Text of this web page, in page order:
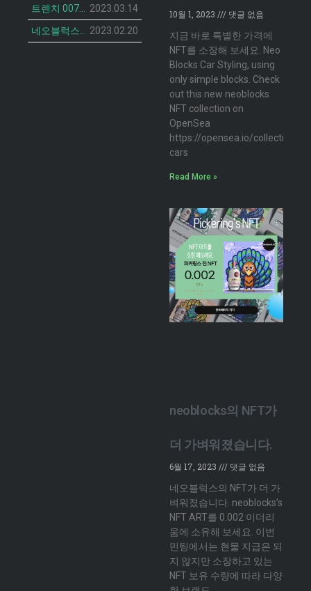
2023.03.14
2023.02.20
10월 1, 2023
댓글 없음
지금 바로 특별한 가격에
NFT를 소장해 보세요. Neo
Blocks Car Styling, using
only simple blocks. Check
out this new neoblocks
NFT collection on
OpenSea
https://opensea.io/collection/
cars
Read More »
neoblocks의 NFT가
더 가벼워졌습니다.
6월 17, 2023
댓글 없음
네오블럭스의 NFT가 더 가
벼워졌습니다. neoblocks’s
NFT ART를 0.002 이더리
움에 소유해 보세요. 이번
민팅에서는 현물 지급은 되
지 않지만 소장하고 있는
NFT 보유 수량에 따라 다양